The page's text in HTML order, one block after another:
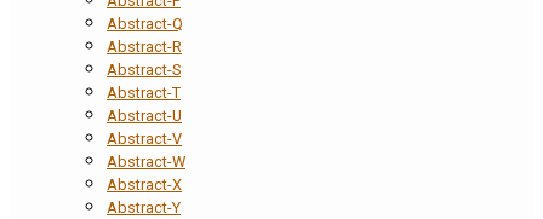
Abstract-Q
Abstract-R
Abstract-S
Abstract-T
Abstract-U
Abstract-V
Abstract-W
Abstract-X
Abstract-Y